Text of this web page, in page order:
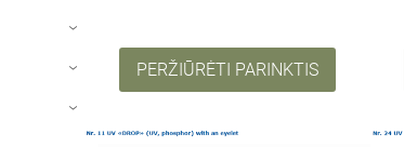
›
›
›
PERŽIŪRĖTI PARINKTIS